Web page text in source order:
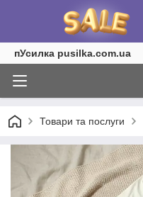
пУсилка pusilka.com.ua
Товари та послуги